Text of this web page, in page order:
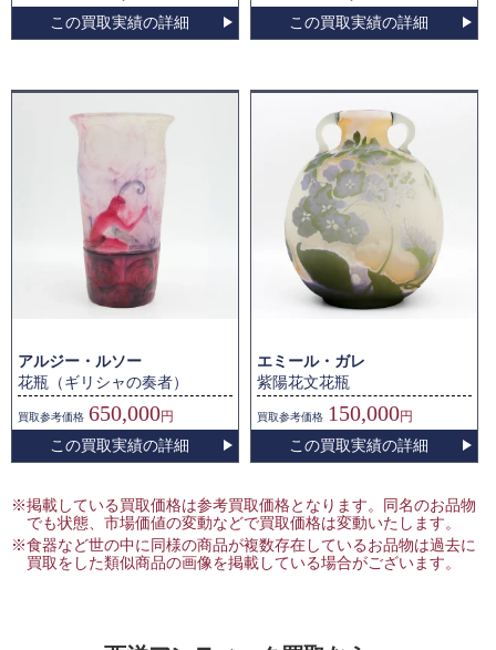
この買取実績の詳細 この買取実績の詳細
アルジー・ルソー
花瓶（ギリシャの奏者）
買取参考価格 650,000円
この買取実績の詳細
エミール・ガレ
紫陽花文花瓶
買取参考価格 150,000円
この買取実績の詳細
※掲載している買取価格は参考買取価格となります。同名のお品物
でも状態、市場価値の変動などで買取価格は変動いたします。
※食器など世の中に同様の商品が複数存在しているお品物は過去に
買取をした類似商品の画像を掲載している場合がございます。